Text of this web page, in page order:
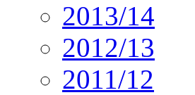
2013/14
2012/13
2011/12